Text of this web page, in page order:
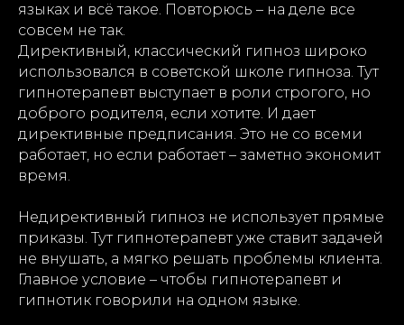
языках и всё такое. Повторюсь – на деле все
совсем не так.
Директивный, классический гипноз широко
использовался в советской школе гипноза. Тут
гипнотерапевт выступает в роли строгого, но
доброго родителя, если хотите. И дает
директивные предписания. Это не со всеми
работает, но если работает – заметно экономит
время.
Недирективный гипноз не использует прямые
приказы. Тут гипнотерапевт уже ставит задачей
не внушать, а мягко решать проблемы клиента.
Главное условие – чтобы гипнотерапевт и
гипнотик говорили на одном языке.